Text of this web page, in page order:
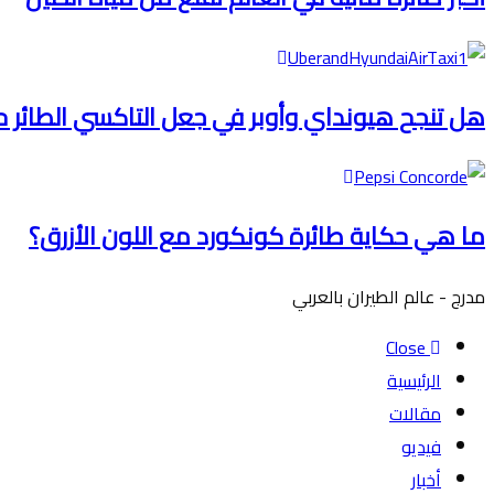
هل تنجح هيونداي وأوبر في جعل التاكسي
ما هي حكاية طائرة كونكورد مع اللون الأزرق؟
مدرج - عالم الطيران بالعربي
Close
الرئيسية
مقالات
فيديو
أخبار